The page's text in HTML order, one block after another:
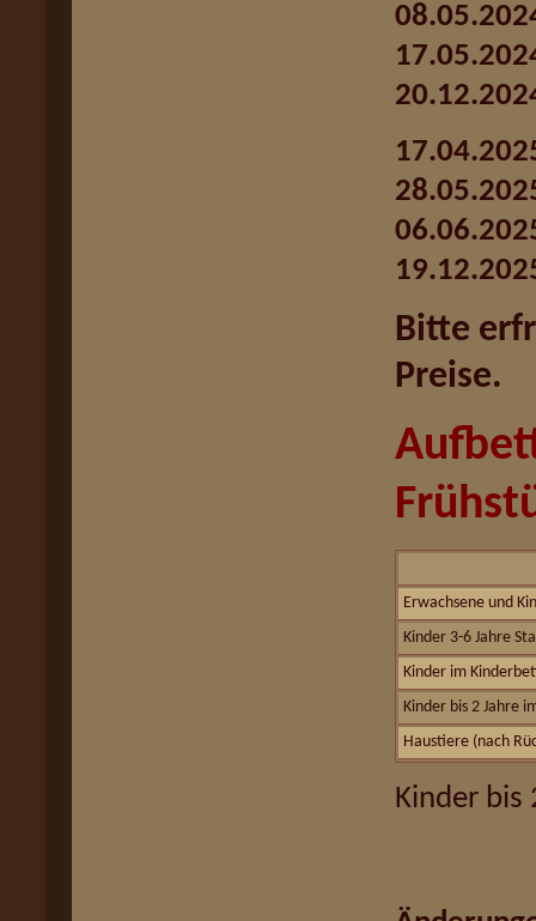
Bitte
Preise.
Erwachsene und
Kinder 3-6 Jahre
Kinder im
Kinder bis 2 Jahre
Haustiere (nach
Kinder bis